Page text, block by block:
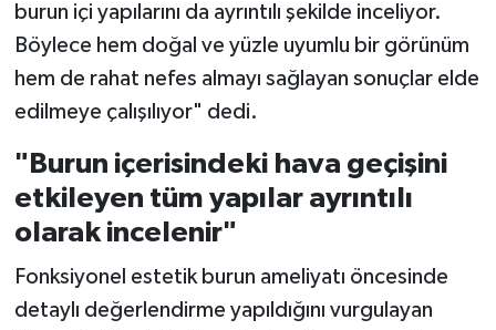
burun içi yapılarını da ayrıntılı şekilde inceliyor.
Böylece hem doğal ve yüzle uyumlu bir görünüm
hem de rahat nefes almayı sağlayan sonuçlar elde
edilmeye çalışılıyor" dedi.
"Burun içerisindeki hava geçişini
etkileyen tüm yapılar ayrıntılı
olarak incelenir"
Fonksiyonel estetik burun ameliyatı öncesinde
detaylı değerlendirme yapıldığını vurgulayan